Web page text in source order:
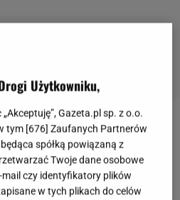
z internetowym
często testuje
popularne ćwiczenia
czy podstawowe, klasyczne
Użytkowniku,
Gazeta.pl sp. z o.o.
tym [676] Zaufanych Partnerów
spółką powiązaną z
Twoje dane osobowe
mail czy identyfikatory plików
w tych plikach do celów